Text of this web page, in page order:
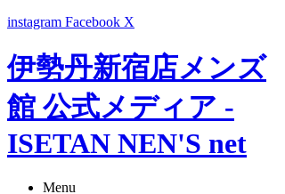
instagram Facebook X
伊勢丹新宿店メンズ
館 公式メディア -
ISETAN NEN'S net
Menu